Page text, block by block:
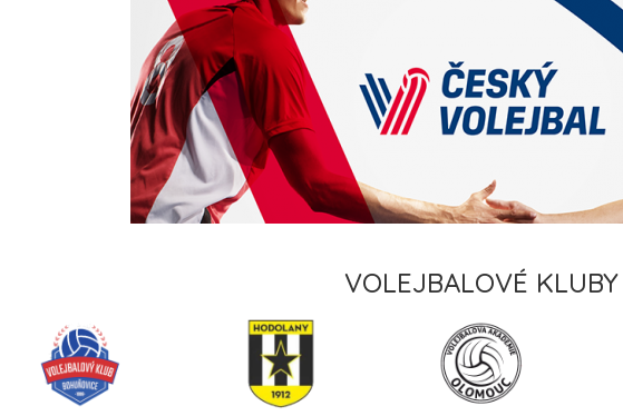
VOLEJBALOVÉ KLUBY